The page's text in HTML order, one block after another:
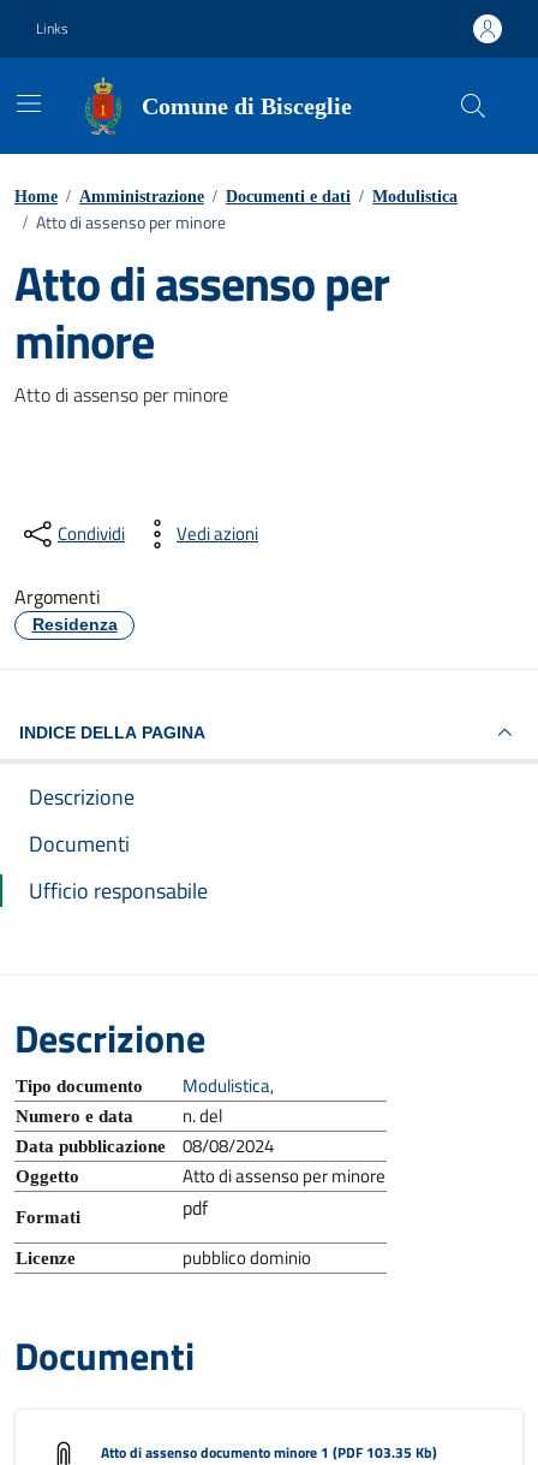
Links
Comune di Bisceglie
Home / Amministrazione / Documenti e dati / Modulistica
/ Atto di assenso per minore
Atto di assenso per
minore
Dettagli del documento
Atto di assenso per minore
Condividi Vedi azioni
Argomenti
Residenza
INDICE DELLA PAGINA
Descrizione
Documenti
Ufficio responsabile
Descrizione
Tipo documento Modulistica,
Numero e data n. del
Data pubblicazione 08/08/2024
Oggetto Atto di assenso per minore
Formati pdf
Licenze pubblico dominio
Documenti
Atto di assenso documento minore 1 (PDF 103.35 Kb)